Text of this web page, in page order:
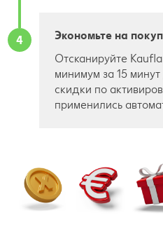
4
Экономьте на
Отсканируйте
минимум за 15
скидки по
применились